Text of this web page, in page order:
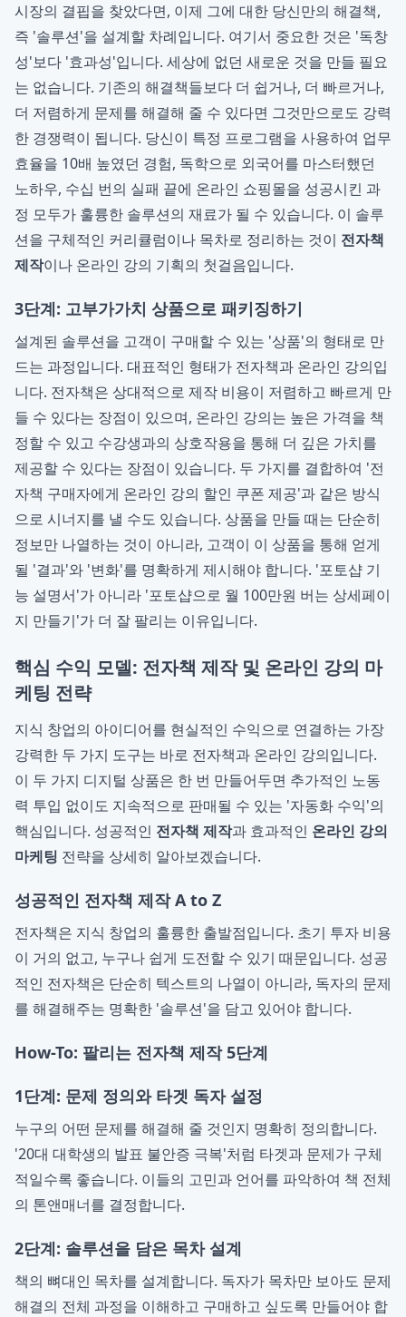
시장의 결핍을 찾았다면, 이제 그에 대한 당신만의 해결책,
즉 '솔루션'을 설계할 차례입니다. 여기서 중요한 것은 '독창
성'보다 '효과성'입니다. 세상에 없던 새로운 것을 만들 필요
는 없습니다. 기존의 해결책들보다 더 쉽거나, 더 빠르거나,
더 저렴하게 문제를 해결해 줄 수 있다면 그것만으로도 강력
한 경쟁력이 됩니다. 당신이 특정 프로그램을 사용하여 업무
효율을 10배 높였던 경험, 독학으로 외국어를 마스터했던
노하우, 수십 번의 실패 끝에 온라인 쇼핑몰을 성공시킨 과
정 모두가 훌륭한 솔루션의 재료가 될 수 있습니다. 이 솔루
션을 구체적인 커리큘럼이나 목차로 정리하는 것이 전자책
제작이나 온라인 강의 기획의 첫걸음입니다.
3단계: 고부가가치 상품으로 패키징하기
설계된 솔루션을 고객이 구매할 수 있는 '상품'의 형태로 만
드는 과정입니다. 대표적인 형태가 전자책과 온라인 강의입
니다. 전자책은 상대적으로 제작 비용이 저렴하고 빠르게 만
들 수 있다는 장점이 있으며, 온라인 강의는 높은 가격을 책
정할 수 있고 수강생과의 상호작용을 통해 더 깊은 가치를
제공할 수 있다는 장점이 있습니다. 두 가지를 결합하여 '전
자책 구매자에게 온라인 강의 할인 쿠폰 제공'과 같은 방식
으로 시너지를 낼 수도 있습니다. 상품을 만들 때는 단순히
정보만 나열하는 것이 아니라, 고객이 이 상품을 통해 얻게
될 '결과'와 '변화'를 명확하게 제시해야 합니다. '포토샵 기
능 설명서'가 아니라 '포토샵으로 월 100만원 버는 상세페이
지 만들기'가 더 잘 팔리는 이유입니다.
핵심 수익 모델: 전자책 제작 및 온라인 강의 마
케팅 전략
지식 창업의 아이디어를 현실적인 수익으로 연결하는 가장
강력한 두 가지 도구는 바로 전자책과 온라인 강의입니다.
이 두 가지 디지털 상품은 한 번 만들어두면 추가적인 노동
력 투입 없이도 지속적으로 판매될 수 있는 '자동화 수익'의
핵심입니다. 성공적인 전자책 제작과 효과적인 온라인 강의
마케팅 전략을 상세히 알아보겠습니다.
성공적인 전자책 제작 A to Z
전자책은 지식 창업의 훌륭한 출발점입니다. 초기 투자 비용
이 거의 없고, 누구나 쉽게 도전할 수 있기 때문입니다. 성공
적인 전자책은 단순히 텍스트의 나열이 아니라, 독자의 문제
를 해결해주는 명확한 '솔루션'을 담고 있어야 합니다.
How-To: 팔리는 전자책 제작 5단계
1단계: 문제 정의와 타겟 독자 설정
누구의 어떤 문제를 해결해 줄 것인지 명확히 정의합니다.
'20대 대학생의 발표 불안증 극복'처럼 타겟과 문제가 구체
적일수록 좋습니다. 이들의 고민과 언어를 파악하여 책 전체
의 톤앤매너를 결정합니다.
2단계: 솔루션을 담은 목차 설계
책의 뼈대인 목차를 설계합니다. 독자가 목차만 보아도 문제
해결의 전체 과정을 이해하고 구매하고 싶도록 만들어야 합